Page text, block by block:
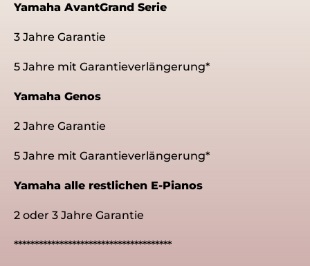
Yamaha AvantGrand Serie
3 Jahre Garantie
5 Jahre mit Garantieverlängerung*
Yamaha Genos
2 Jahre Garantie
5 Jahre mit Garantieverlängerung*
Yamaha alle restlichen E-Pianos
2 oder 3 Jahre Garantie
**************************************